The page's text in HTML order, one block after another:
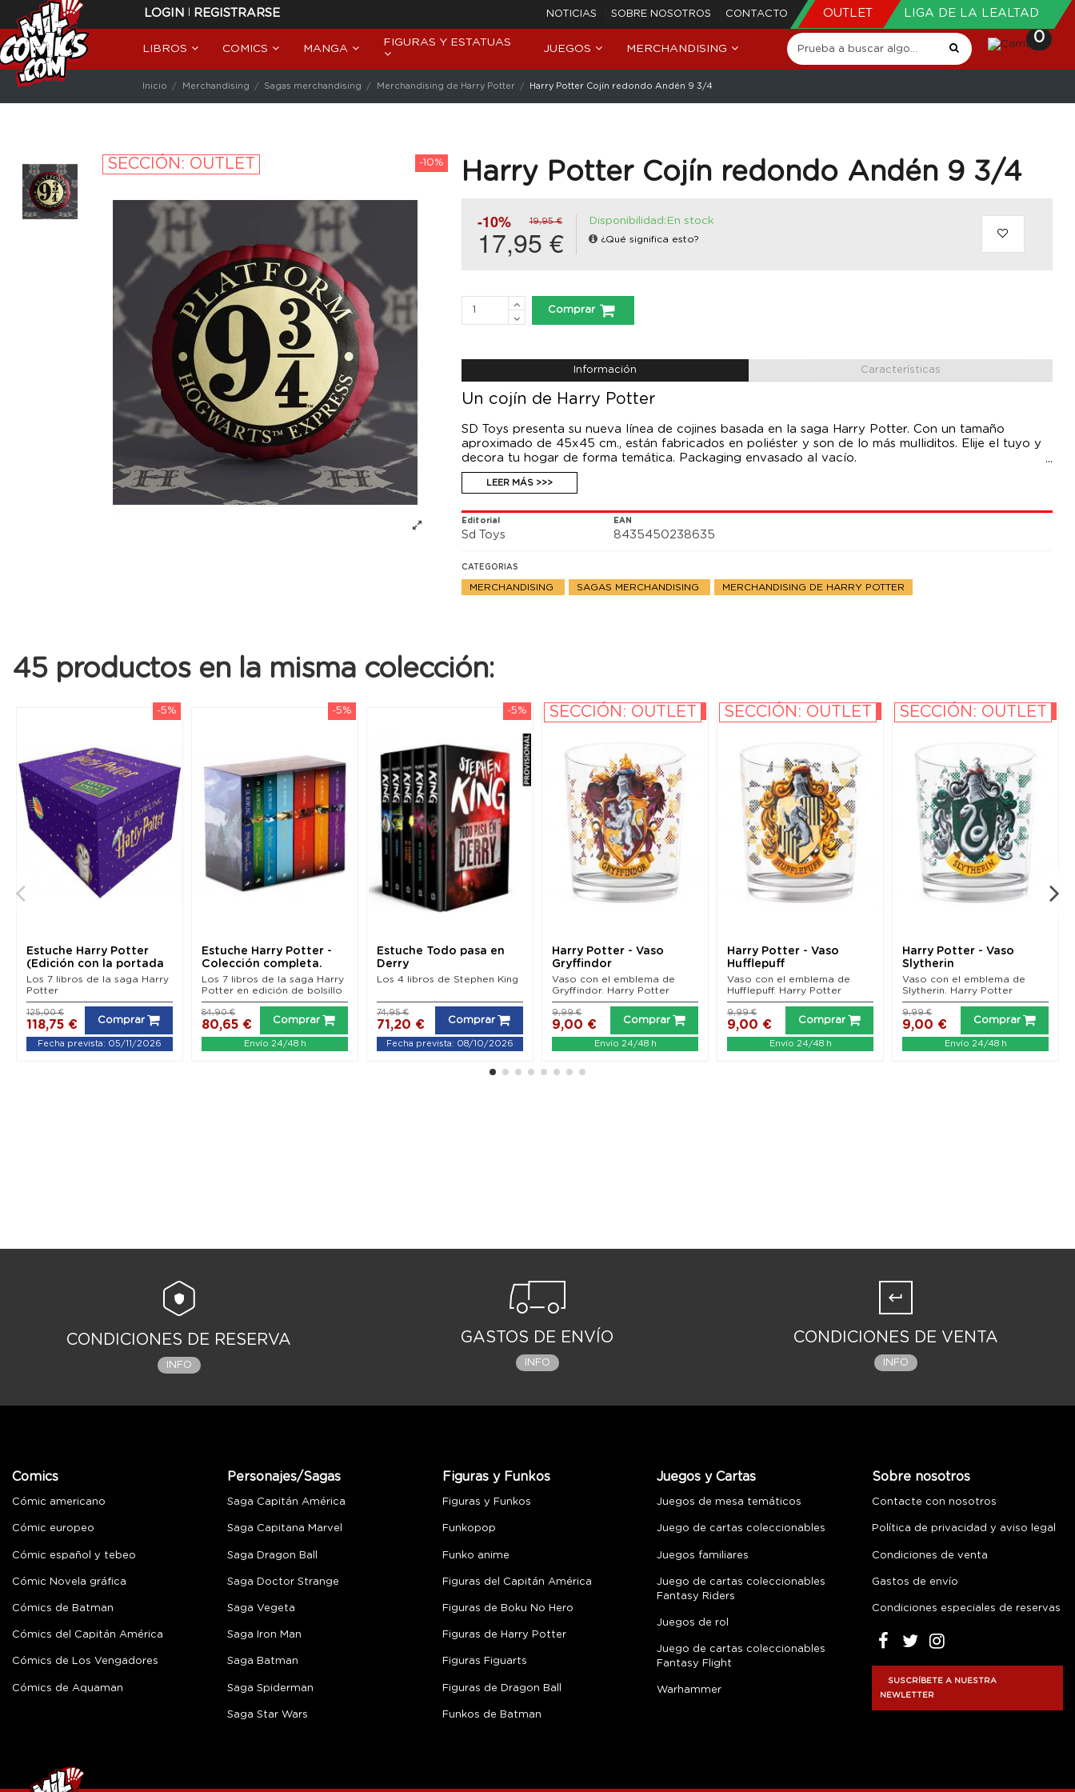
LOGIN | REGISTRARSE NOTICIAS SOBRE NOSOTROS CONTACTO OUTLET LIGA DE LA LEALTAD
LIBROS COMICS MANGA
FIGURAS Y ESTATUAS
JUEGOS MERCHANDISING
0
Inicio Merchandising Sagas merchandising Merchandising de Harry Potter Harry Potter Cojín redondo Andén 9 3/4
-10%
SECCIÓN: OUTLET Harry Potter Cojín redondo Andén 9 3/4
-10% 19,95 €
17,95 €
Disponibilidad:En stock
¿Qué significa esto?
Comprar
Información Características
Un cojín de Harry Potter
SD Toys presenta su nueva línea de cojines basada en la saga Harry Potter. Con un tamaño
aproximado de 45x45 cm., están fabricados en poliéster y son de lo más mulliditos. Elije el tuyo y
decora tu hogar de forma temática. Packaging envasado al vacío.
LEER MÁS >>>
Editorial
Sd Toys
EAN
8435450238635
CATEGORIAS
MERCHANDISING SAGAS MERCHANDISING MERCHANDISING DE HARRY POTTER
45 productos en la misma colección:
-5%
Estuche Harry Potter
(Edición con la portada
ilustrada por...
Los 7 libros de la saga Harry
Potter
118,75 €
125,00 €
Comprar
Fecha prevista: 05/11/2026
-5%
Estuche Harry Potter -
Colección completa.
Los 7 libros de la saga Harry
Potter en edición de bolsillo
80,65 €
84,90 €
Comprar
Envío 24/48 h
-5%
Estuche Todo pasa en
Derry
Los 4 libros de Stephen King
71,20 €
74,95 €
Comprar
Fecha prevista: 08/10/2026
-10%
SECCIÓN: OUTLET
Harry Potter - Vaso
Gryffindor
Vaso con el emblema de
Gryffindor. Harry Potter
9,00 €
9,99 €
Comprar
Envío 24/48 h
-10%
SECCIÓN: OUTLET
Harry Potter - Vaso
Hufflepuff
Vaso con el emblema de
Hufflepuff. Harry Potter
9,00 €
9,99 €
Comprar
Envío 24/48 h
-10%
SECCIÓN: OUTLET
Harry Potter - Vaso
Slytherin
Vaso con el emblema de
Slytherin. Harry Potter
9,00 €
9,99 €
Comprar
Envío 24/48 h
CONDICIONES DE RESERVA
INFO
GASTOS DE ENVÍO
INFO
CONDICIONES DE VENTA
INFO
Comics
Cómic americano
Cómic europeo
Cómic español y tebeo
Cómic Novela gráfica
Cómics de Batman
Cómics del Capitán América
Cómics de Los Vengadores
Cómics de Aquaman
Personajes/Sagas
Saga Capitán América
Saga Capitana Marvel
Saga Dragon Ball
Saga Doctor Strange
Saga Vegeta
Saga Iron Man
Saga Batman
Saga Spiderman
Saga Star Wars
Figuras y Funkos
Figuras y Funkos
Funkopop
Funko anime
Figuras del Capitán América
Figuras de Boku No Hero
Figuras de Harry Potter
Figuras Figuarts
Figuras de Dragon Ball
Funkos de Batman
Juegos y Cartas
Juegos de mesa temáticos
Juego de cartas coleccionables
Juegos familiares
Juego de cartas coleccionables
Fantasy Riders
Juegos de rol
Juego de cartas coleccionables
Fantasy Flight
Warhammer
Sobre nosotros
Contacte con nosotros
Política de privacidad y aviso legal
Condiciones de venta
Gastos de envío
Condiciones especiales de reservas
SUSCRÍBETE A NUESTRA
NEWLETTER